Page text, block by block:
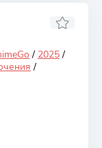
/ 2025 /
/